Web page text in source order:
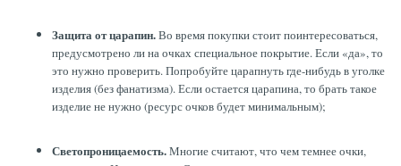
Защита от царапин.Во время покупки стоит поинтересоваться,
предусмотрено ли на очках специальное покрытие. Если «да», то
это нужно проверить. Попробуйте царапнуть где-нибудь в уголке
изделия (без фанатизма). Если остается царапина, то брать такое
изделие не нужно (ресурс очков будет минимальным);
Светопроницаемость.Многие считают, что чем темнее очки,